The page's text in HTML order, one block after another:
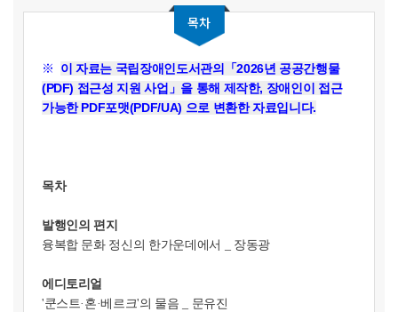
목차
※
이 자료는 국립장애인도서관의「2026년 공공간행물
(PDF) 접근성 지원 사업」을 통해 제작한, 장애인이 접근
가능한 PDF포맷(PDF/UA) 으로 변환한 자료입니다.
목차
발행인의 편지
융복합 문화 정신의 한가운데에서 _ 장동광
에디토리얼
'쿤스트·혼·베르크'의 물음 _ 문유진